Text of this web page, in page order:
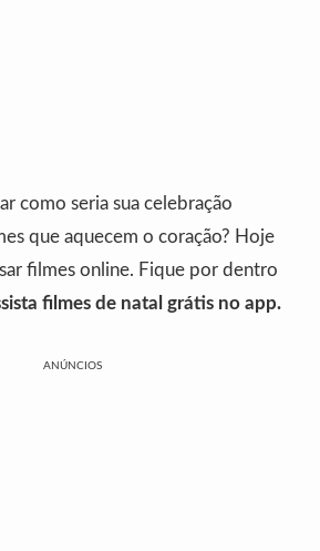
como seria sua celebração
que aquecem o coração? Hoje
filmes online. Fique por dentro
filmes de natal grátis no app.
ANÚNCIOS